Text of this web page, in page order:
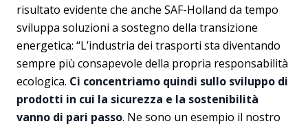
risultato evidente che anche SAF-Holland da tempo
sviluppa soluzioni a sostegno della transizione
energetica: “L’industria dei trasporti sta diventando
sempre più consapevole della propria responsabilità
ecologica. Ci concentriamo quindi sullo sviluppo di
prodotti in cui la sicurezza e la sostenibilità
vanno di pari passo. Ne sono un esempio il nostro